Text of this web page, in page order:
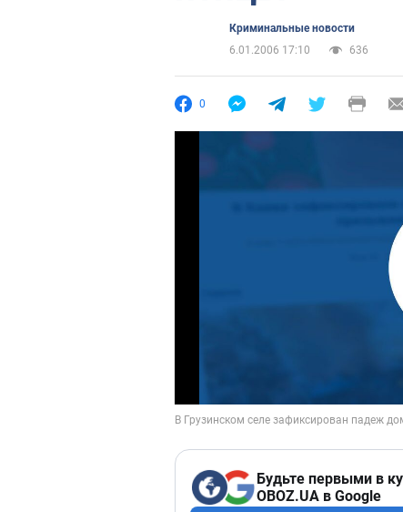
Криминальные новости
6.01.2006 17:10
636
0
Будьте первыми в
OBOZ.UA в Google